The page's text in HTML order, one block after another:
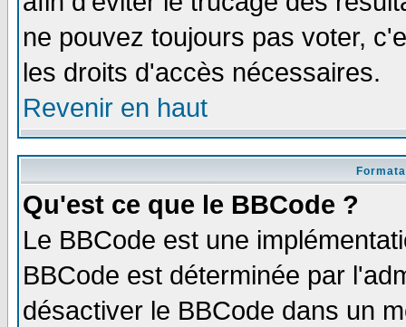
ne pouvez toujours pas voter,
les droits d'accès nécessaires.
Revenir en haut
Qu'est ce que le BBCode ?
Le BBCode est une
BBCode est déterminée par
désactiver le BBCode dans un